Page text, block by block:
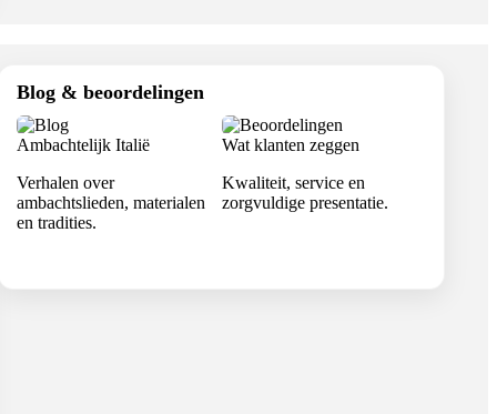
Blog & beoordelingen
Ambachtelijk Italië
Verhalen over
ambachtslieden, materialen
en tradities.
Wat klanten zeggen
Kwaliteit, service en
zorgvuldige presentatie.